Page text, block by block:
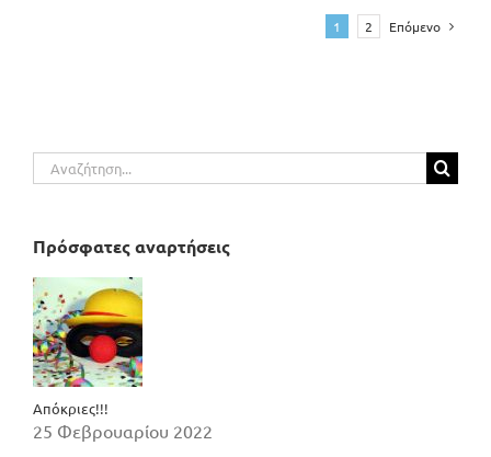
1 2 Επόμενο
Αναζήτηση
για:
Πρόσφατες αναρτήσεις
Απόκριες!!!
25 Φεβρουαρίου 2022